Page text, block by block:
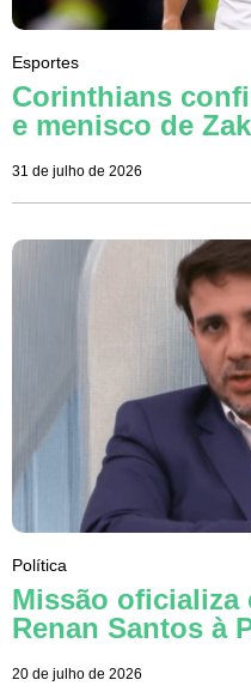
Esportes
Corinthians
e menisco de
31 de julho de 2026
Política
Missão oficializa
Renan Santos à
20 de julho de 2026